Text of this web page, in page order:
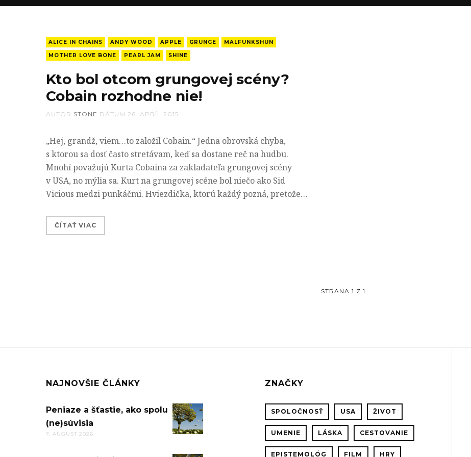
ALICE IN CHAINS ANDY WOOD APPLE GRUNGE
MALFUNKSHUN
MOTHER LOVE BONE
PEARL JAM SHINE
Kto bol otcom grungovej scény?
Cobain rozhodne nie!
AUTOR STONE DÁTUM 26. APRÍL 2015
„Hej, grandž, viem…to založil Cobain.“ Jedna obrovská chyba,
s ktorou sa dosť často stretávam, keď sa dostane reč na hudbu.
Mnohí považujú Kurta Cobaina za zakladateľa grungovej scény
v USA, no mýlia sa. Kurt na grungovej scéne bol niečo ako Sid
Vicious medzi punkáčmi. Hviezdička, ktorú každý pozná, pretože…
ČÍTAŤ VIAC
STRANA 1 Z 1
NAJNOVŠIE ČLÁNKY
PENIAZE
A
ŠŤASTIE,
Peniaze a šťastie, ako spolu
(ne)súvisia
7. AUGUST 2026
ZNAČKY
SPOLOČNOSŤ USA ŽIVOT
UMENIE LÁSKA CESTOVANIE
EPISTEMOLÓG FILM HRY